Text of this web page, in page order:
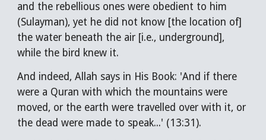
and the rebellious ones were obedient to him
(Sulayman), yet he did not know [the location of]
the water beneath the air [i.e., underground],
while the bird knew it.
And indeed, Allah says in His Book: 'And if there
were a Quran with which the mountains were
moved, or the earth were travelled over with it, or
the dead were made to speak...' (13:31).